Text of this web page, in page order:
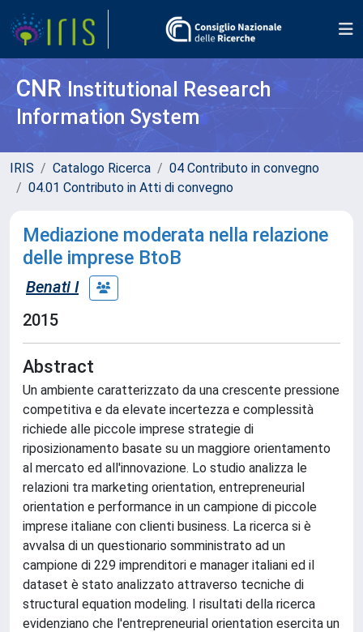
CNR Institutional Research
Information System
IRIS Catalogo Ricerca
04 Contributo in convegno
04.01 Contributo in Atti di convegno
Mediazione moderata nella relazione
delle imprese BtoB
Benati I
2015
Abstract
Un ambiente caratterizzato da una crescente pressione
competitiva e da elevate incertezza e complessità
richiede alle piccole imprese strategie di
riposizionamento basate su un maggiore orientamento
al mercato ed all'innovazione. Lo studio analizza le
relazioni tra marketing orientation, entrepreneurial
orientation e performance in un campione di piccole
imprese italiane con clienti business. La ricerca si è
avvalsa di un questionario somministrato ad un
campione di 229 imprenditori e manager italiani ed il
dataset è stato analizzato attraverso tecniche di
structural equation modeling. I risultati della ricerca
evidenziano che l'entrepreneurial orientation esercita un